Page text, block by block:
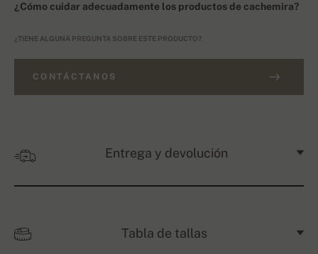
¿Cómo cuidar adecuadamente los productos de cachemira?
¿TIENE ALGUNA PREGUNTA SOBRE ESTE PRODUCTO?
CONTÁCTANOS
Entrega y devolución
Tabla de tallas